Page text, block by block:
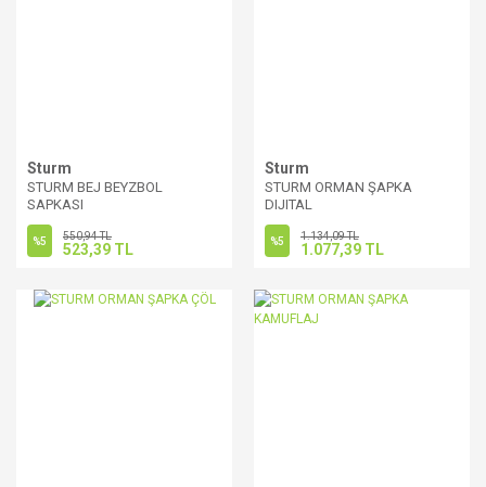
Sturm
STURM BEJ BEYZBOL
SAPKASI
%5 550,94 TL
523,39 TL
Sturm
STURM ORMAN ŞAPKA
DIJITAL
%5 1.134,09 TL
1.077,39 TL